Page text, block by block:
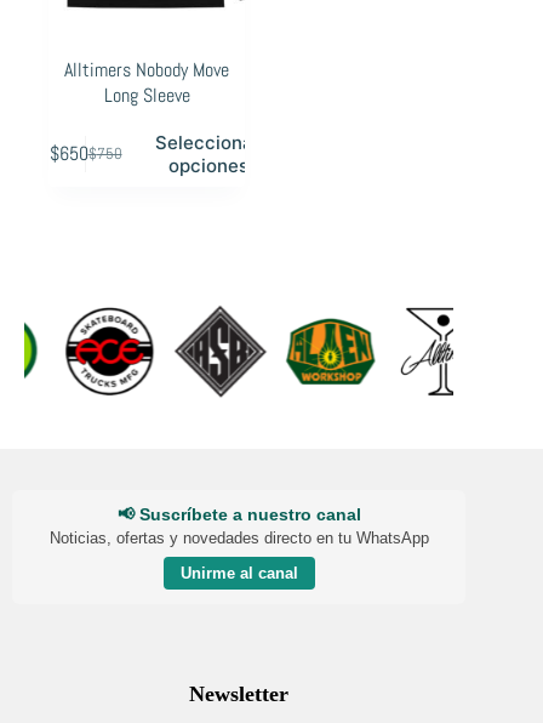
Alltimers Nobody Move
Long Sleeve
$750
Original
$650Current
Seleccionar
opciones
Este
producto
pueden
elegir
📢 Suscríbete a nuestro canal
Noticias, ofertas y novedades directo en tu WhatsApp
Unirme al canal
Newsletter